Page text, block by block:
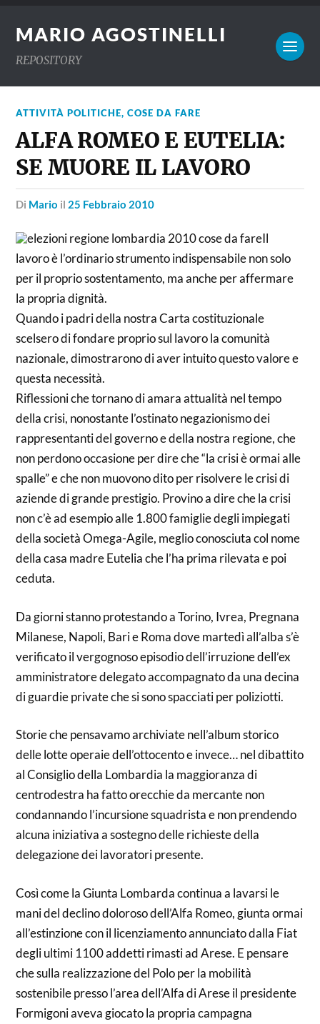
MARIO AGOSTINELLI
REPOSITORY
ATTIVITÀ POLITICHE,COSE DA FARE
ALFA ROMEO E EUTELIA:
SE MUORE IL LAVORO
di Mario il 25 Febbraio 2010
Il
lavoro è l’ordinario strumento indispensabile non solo
per il proprio sostentamento, ma anche per affermare
la propria dignità.
Quando i padri della nostra Carta costituzionale
scelsero di fondare proprio sul lavoro la comunità
nazionale, dimostrarono di aver intuito questo valore e
questa necessità.
Riflessioni che tornano di amara attualità nel tempo
della crisi, nonostante l’ostinato negazionismo dei
rappresentanti del governo e della nostra regione, che
non perdono occasione per dire che “la crisi è ormai alle
spalle” e che non muovono dito per risolvere le crisi di
aziende di grande prestigio. Provino a dire che la crisi
non c’è ad esempio alle 1.800 famiglie degli impiegati
della società Omega-Agile, meglio conosciuta col nome
della casa madre Eutelia che l’ha prima rilevata e poi
ceduta.
Da giorni stanno protestando a Torino, Ivrea, Pregnana
Milanese, Napoli, Bari e Roma dove martedì all’alba s’è
verificato il vergognoso episodio dell’irruzione dell’ex
amministratore delegato accompagnato da una decina
di guardie private che si sono spacciati per poliziotti.
Storie che pensavamo archiviate nell’album storico
delle lotte operaie dell’ottocento e invece… nel dibattito
al Consiglio della Lombardia la maggioranza di
centrodestra ha fatto orecchie da mercante non
condannando l’incursione squadrista e non prendendo
alcuna iniziativa a sostegno delle richieste della
delegazione dei lavoratori presente.
Così come la Giunta Lombarda continua a lavarsi le
mani del declino doloroso dell’Alfa Romeo, giunta ormai
all’estinzione con il licenziamento annunciato dalla Fiat
degli ultimi 1100 addetti rimasti ad Arese. E pensare
che sulla realizzazione del Polo per la mobilità
sostenibile presso l’area dell’Alfa di Arese il presidente
Formigoni aveva giocato la propria campagna